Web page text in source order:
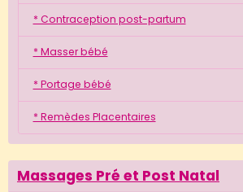
* Contraception post-partum
* Masser bébé
* Portage bébé
* Remèdes Placentaires
Massages Pré et Post Natal